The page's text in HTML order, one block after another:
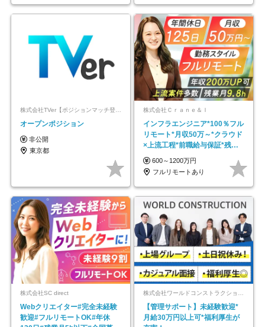
株式会社TVer【ポジションマッチ登録】
オープンポジション
非公開
東京都
株式会社Ｃｒａｎｅ＆Ｉ
インフラエンジニア*100％フル
リモート*月収50万～*クラウド
×上流工程*前職給与保証*残業
月9.8h
600～1200万円
フルリモートあり
株式会社SC direct
Webクリエイター#完全未経験
歓迎#フルリモートOK#年休
【管理サポート】未経験歓迎*
月給30万円以上可*福利厚生が